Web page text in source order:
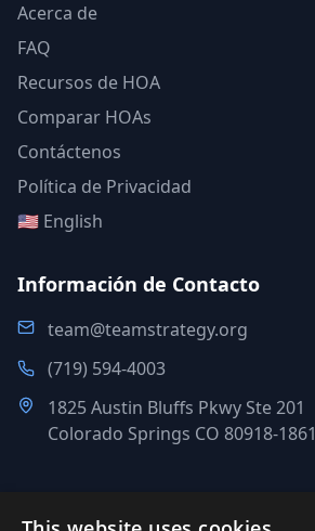
Acerca de
FAQ
Recursos de HOA
Comparar HOAs
Contáctenos
Política de Privacidad
🇺🇸 English
Información de Contacto
team@teamstrategy.org
(719) 594-4003
1825 Austin Bluffs Pkwy Ste 201
Colorado Springs CO 80918-1861